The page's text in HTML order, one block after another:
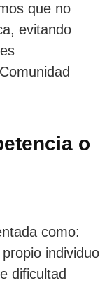
que no
evitando
o
como:
individuo
dificultad